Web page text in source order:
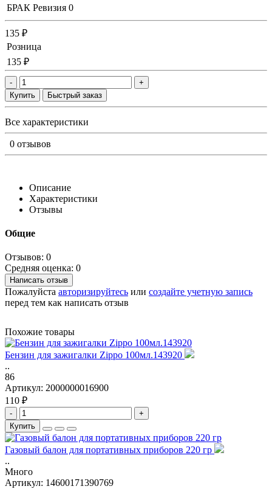
БРАК Ревизия 0
135 ₽
Розница
135 ₽
-
+
Купить
Быстрый заказ
Все характеристики
0 отзывов
Описание
Характеристики
Отзывы
Общие
Отзывов: 0
Средняя оценка: 0
Написать отзыв
Пожалуйста авторизируйтесь или создайте учетную запись
перед тем как написать отзыв
Похожие товары
Бензин для зажигалки Zippo 100мл.143920
..
86
Артикул: 2000000016900
110 ₽
-
+
Купить
Газовый балон для портативных приборов 220 гр
..
Много
Артикул: 14600171390769